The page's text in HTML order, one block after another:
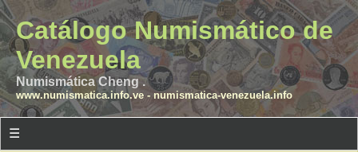
Catálogo Numismático de
Venezuela
Numismática Cheng .
www.numismatica.info.ve- numismatica-venezuela.info
☰